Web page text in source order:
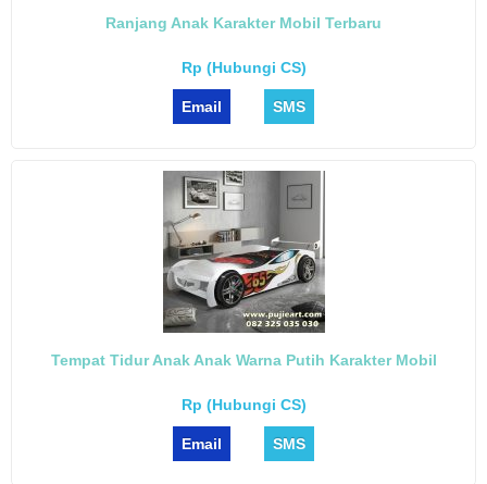
Ranjang Anak Karakter Mobil Terbaru
Rp (Hubungi CS)
Email SMS
Tempat Tidur Anak Anak Warna Putih Karakter Mobil
Rp (Hubungi CS)
Email SMS